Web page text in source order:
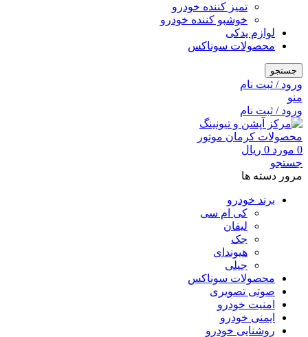
تمیز کننده خودرو
خوشبو کننده خودرو
لوازم یدکی
محصولات سوناکس
جستجو
ورود / ثبت نام
منو
ورود / ثبت نام
0 مورد 0 ریال
جستجو
مرور دسته ها
برند خودرو
کی ام سی
لیفان
جک
هیوندای
جیلی
محصولات سوناکس
صوتی تصویری
امنیت خودرو
ایمنی خودرو
روشنایی خودرو